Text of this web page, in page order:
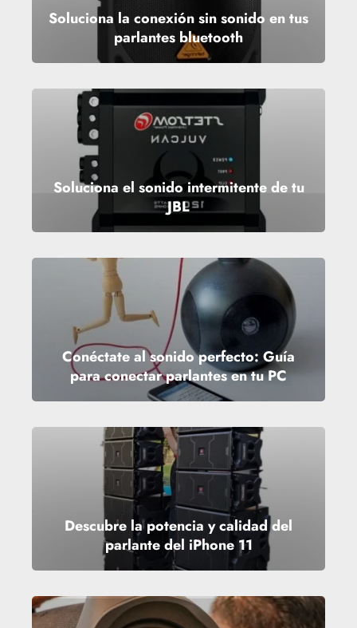
Soluciona la conexión sin sonido en tus
parlantes bluetooth
Soluciona el sonido intermitente de tu
JBL
Conéctate al sonido perfecto: Guía
para conectar parlantes en tu PC
Descubre la potencia y calidad del
parlante del iPhone 11